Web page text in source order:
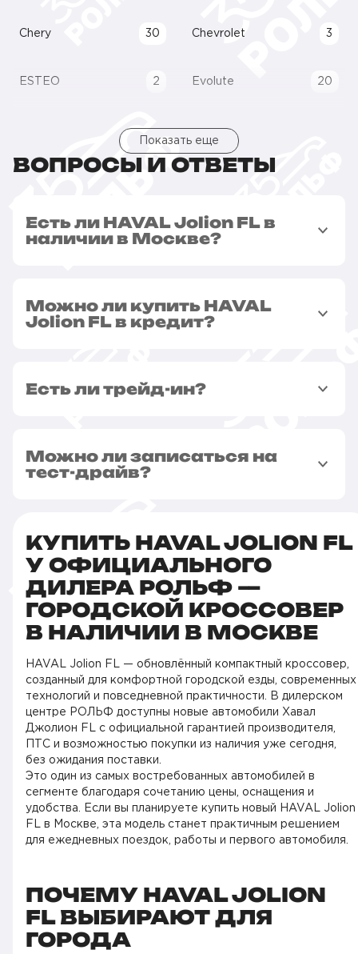
Chery 30 Chevrolet 3
ESTEO 2 Evolute 20
Показать еще
ВОПРОСЫ И ОТВЕТЫ
Есть ли HAVAL Jolion FL в
наличии в Москве?
Можно ли купить HAVAL
Jolion FL в кредит?
Есть ли трейд-ин?
Можно ли записаться на
тест-драйв?
КУПИТЬ HAVAL JOLION FL
У ОФИЦИАЛЬНОГО
ДИЛЕРА РОЛЬФ —
ГОРОДСКОЙ КРОССОВЕР
В НАЛИЧИИ В МОСКВЕ
HAVAL Jolion FL — обновлённый компактный кроссовер,
созданный для комфортной городской езды, современных
технологий и повседневной практичности. В дилерском
центре РОЛЬФ доступны новые автомобили Хавал
Джолион FL с официальной гарантией производителя,
ПТС и возможностью покупки из наличия уже сегодня,
без ожидания поставки.
Это один из самых востребованных автомобилей в
сегменте благодаря сочетанию цены, оснащения и
удобства. Если вы планируете купить новый HAVAL Jolion
FL в Москве, эта модель станет практичным решением
для ежедневных поездок, работы и первого автомобиля.
ПОЧЕМУ HAVAL JOLION
FL ВЫБИРАЮТ ДЛЯ
ГОРОДА